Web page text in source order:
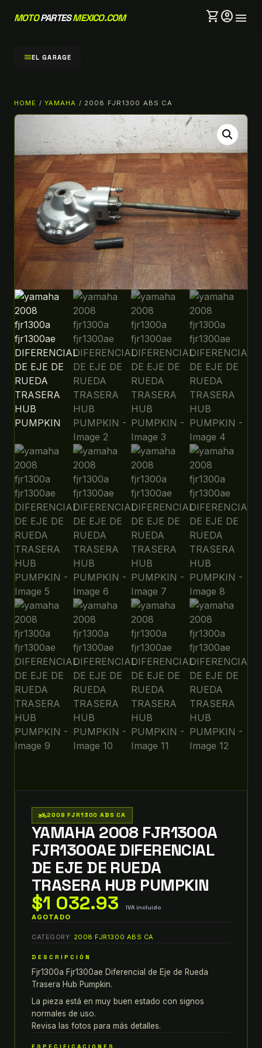
MOTOPARTESMEXICO.COM shopping_cartaccount_circlemenu
menuEL GARAGE
HOME / YAMAHA / 2008 FJR1300 ABS CA
two_wheeler2008 FJR1300 ABS CA
YAMAHA 2008 FJR1300A
FJR1300AE DIFERENCIAL
DE EJE DE RUEDA
TRASERA HUB PUMPKIN
$1 032.93 IVA incluido
AGOTADO
CATEGORY: 2008 FJR1300 ABS CA
DESCRIPCIÓN
Fjr1300a Fjr1300ae Diferencial de Eje de Rueda
Trasera Hub Pumpkin.
La pieza está en muy buen estado con signos
normales de uso.
Revisa las fotos para más detalles.
ESPECIFICACIONES